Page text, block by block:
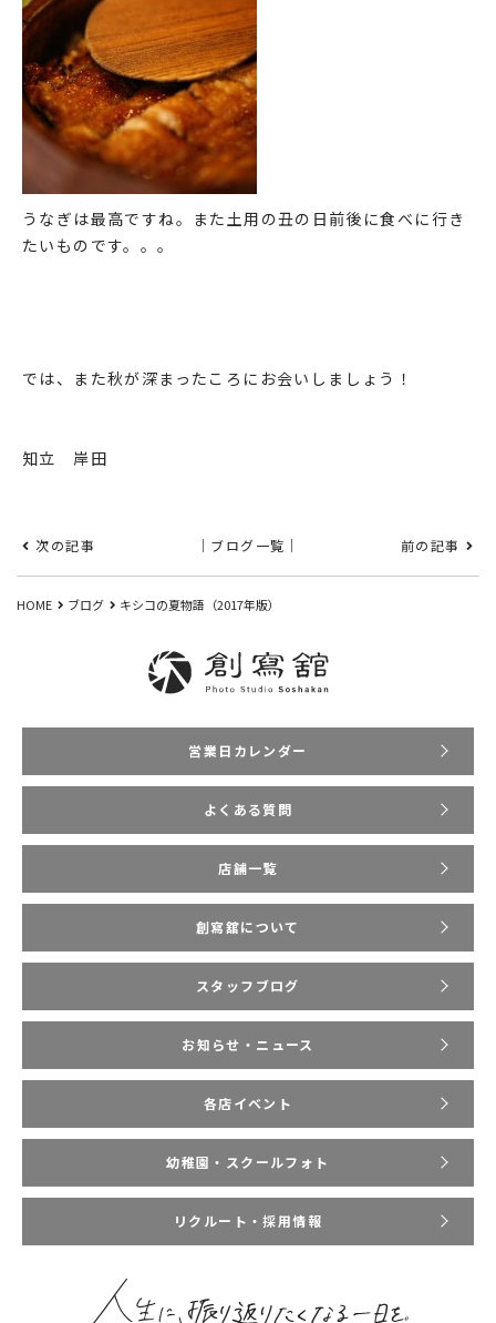
うなぎは最高ですね。また土用の丑の日前後に食べに行き
たいものです。。。
では、また秋が深まったころにお会いしましょう！
知立 岸田
次の記事 ｜ブログ一覧｜ 前の記事
HOME ブログ キシコの夏物語（2017年版）
営業日カレンダー
よくある質問
店舗一覧
創寫舘について
スタッフブログ
お知らせ・ニュース
各店イベント
幼稚園・スクールフォト
リクルート・採用情報